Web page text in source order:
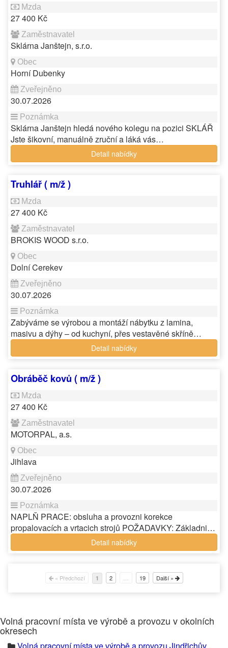
27 400 Kč
Sklárna Janštejn, s.r.o.
Horní Dubenky
30.07.2026
Sklárna Janštejn hledá nového kolegu na pozici SKLÁŘ
Jste šikovní, manuálně zruční a láká vás…
Detail nabídky
Truhlář ( m/ž )
27 400 Kč
BROKIS WOOD s.r.o.
Dolní Cerekev
30.07.2026
Zabýváme se výrobou a montáží nábytku z lamina,
masivu a dýhy – od kuchyní, přes vestavěné skříně…
Detail nabídky
Obráběč kovů ( m/ž )
27 400 Kč
MOTORPAL, a.s.
Jihlava
30.07.2026
NAPLŇ PRACE: obsluha a provozni korekce
propalovacích a vrtacich strojů POŽADAVKY: Základni…
Detail nabídky
« Předchozí 1 2 19 Další »
Volná pracovní místa ve výrobě a provozu v okolních
okresech